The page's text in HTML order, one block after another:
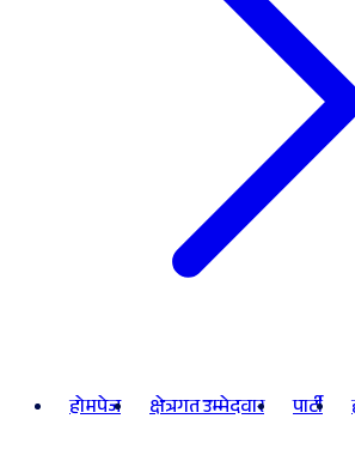
होमपेज क्षेत्रगत उम्मेदवार पार्टी